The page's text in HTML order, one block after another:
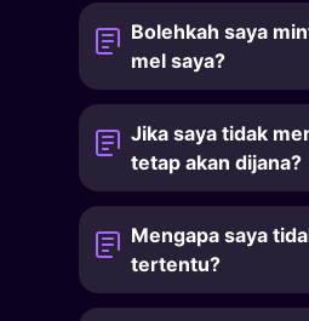
Bolehkah saya
mel saya?
Jika saya tidak
tetap akan dijana?
Mengapa saya
tertentu?